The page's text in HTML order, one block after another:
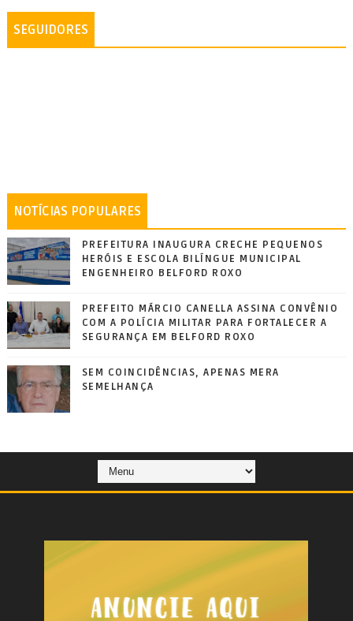
SEGUIDORES
NOTÍCIAS POPULARES
PREFEITURA INAUGURA CRECHE PEQUENOS
HERÓIS E ESCOLA BILÍNGUE MUNICIPAL
ENGENHEIRO BELFORD ROXO
PREFEITO MÁRCIO CANELLA ASSINA CONVÊNIO
COM A POLÍCIA MILITAR PARA FORTALECER A
SEGURANÇA EM BELFORD ROXO
SEM COINCIDÊNCIAS, APENAS MERA
SEMELHANÇA